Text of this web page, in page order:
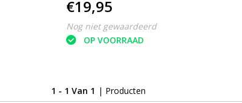
€19,95
Nog niet gewaardeerd
OP VOORRAAD
1 - 1 Van 1 | Producten